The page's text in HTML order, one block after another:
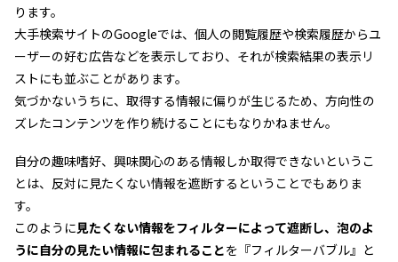
ります。
大手検索サイトのGoogleでは、個人の閲覧履歴や検索履歴からユ
ーザーの好む広告などを表示しており、それが検索結果の表示リ
ストにも並ぶことがあります。
気づかないうちに、取得する情報に偏りが生じるため、方向性の
ズレたコンテンツを作り続けることにもなりかねません。
自分の趣味嗜好、興味関心のある情報しか取得できないというこ
とは、反対に見たくない情報を遮断するということでもありま
す。
このように見たくない情報をフィルターによって遮断し、泡のよ
うに自分の見たい情報に包まれることを『フィルターバブル』と